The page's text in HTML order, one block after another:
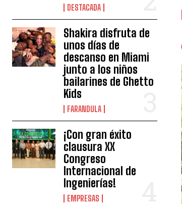
DESTACADA
Shakira disfruta de
unos días de
descanso en Miami
junto a los niños
bailarines de Ghetto
Kids
FARANDULA
¡Con gran éxito
clausura XX
Congreso
Internacional de
Ingenierías!
EMPRESAS